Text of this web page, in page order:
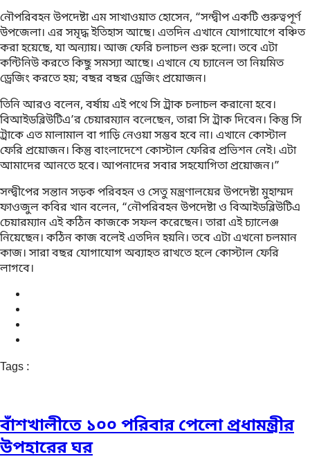
নৌপরিবহন উপদেষ্টা এম সাখাওয়াত হোসেন, “সন্দ্বীপ একটি গুরুত্বপূর্ণ
উপজেলা। এর সমৃদ্ধ ইতিহাস আছে। এতদিন এখানে যোগাযোগে বঞ্চিত
করা হয়েছে, যা অন্যায়। আজ ফেরি চলাচল শুরু হলো। তবে এটা
কন্টিনিউ করতে কিছু সমস্যা আছে। এখানে যে চ্যানেল তা নিয়মিত
ড্রেজিং করতে হয়; বছর বছর ড্রেজিং প্রয়োজন।
তিনি আরও বলেন, বর্ষায় এই পথে সি ট্রাক চলাচল করানো হবে।
বিআইডব্লিউটিএ’র চেয়ারম্যান বলেছেন, তারা সি ট্রাক দিবেন। কিন্তু সি
ট্রাকে এত মালামাল বা গাড়ি নেওয়া সম্ভব হবে না। এখানে কোস্টাল
ফেরি প্রয়োজন। কিন্তু বাংলাদেশে কোস্টাল ফেরির প্রভিশন নেই। এটা
আমাদের আনতে হবে। আপনাদের সবার সহযোগিতা প্রয়োজন।”
সন্দ্বীপের সন্তান সড়ক পরিবহন ও সেতু মন্ত্রণালয়ের উপদেষ্টা মুহাম্মদ
ফাওজুল কবির খান বলেন, “নৌপরিবহন উপদেষ্টা ও বিআইডব্লিউটিএ
চেয়ারম্যান এই কঠিন কাজকে সফল করেছেন। তারা এই চ্যালেঞ্জ
নিয়েছেন। কঠিন কাজ বলেই এতদিন হয়নি। তবে এটা এখনো চলমান
কাজ। সারা বছর যোগাযোগ অব্যাহত রাখতে হলে কোস্টাল ফেরি
লাগবে।
Tags :
বাঁশখালীতে ১০০ পরিবার পেলো প্রধামন্ত্রীর
উপহারের ঘর